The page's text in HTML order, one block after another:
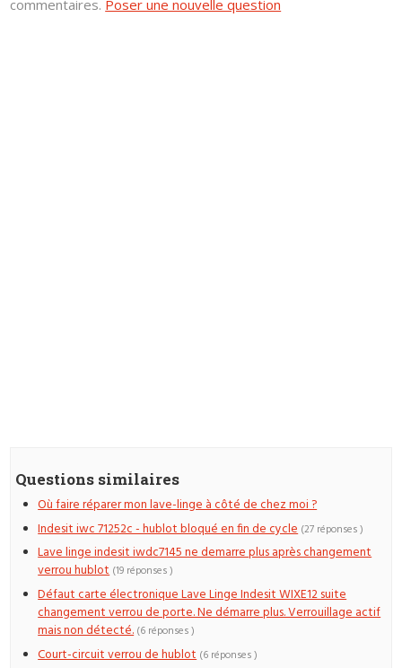
commentaires. Poser une nouvelle question
Questions similaires
Où faire réparer mon lave-linge à côté de chez moi ?
Indesit iwc 71252c - hublot bloqué en fin de cycle (27 réponses )
Lave linge indesit iwdc7145 ne demarre plus après changement
verrou hublot (19 réponses )
Défaut carte électronique Lave Linge Indesit WIXE12 suite
changement verrou de porte. Ne démarre plus. Verrouillage actif
mais non détecté. (6 réponses )
Court-circuit verrou de hublot (6 réponses )